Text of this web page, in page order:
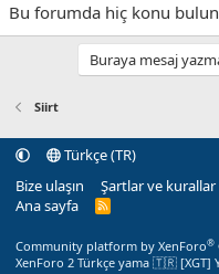
Bu forumda hiç konu
Buraya mesaj
Siirt
Türkçe (TR)
Bize ulaşın
Şartlar ve kurallar
Ana sayfa
R
Community platform by XenForo®
XenForo 2 Türkçe yama 🇹🇷 [XGT]